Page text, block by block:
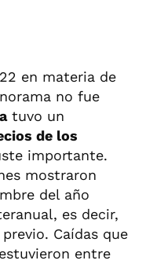
en materia de
no fue
tuvo un
de los
importante.
mostraron
del año
es decir,
Caídas que
entre